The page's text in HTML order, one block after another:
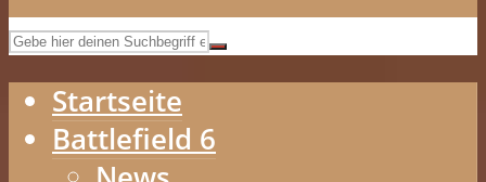
Startseite
Battlefield 6